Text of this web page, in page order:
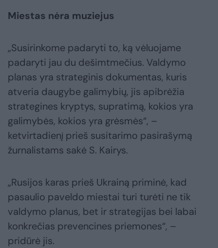
Miestas nėra muziejus
„Susirinkome padaryti to, ką vėluojame
padaryti jau du dešimtmečius. Valdymo
planas yra strateginis dokumentas, kuris
atveria daugybe galimybių, jis apibrėžia
strategines kryptys, supratimą, kokios yra
galimybės, kokios yra grėsmės“, –
ketvirtadienį prieš susitarimo pasirašymą
žurnalistams sakė S. Kairys.
„Rusijos karas prieš Ukrainą priminė, kad
pasaulio paveldo miestai turi turėti ne tik
valdymo planus, bet ir strategijas bei labai
konkrečias prevencines priemones“, –
pridūrė jis.